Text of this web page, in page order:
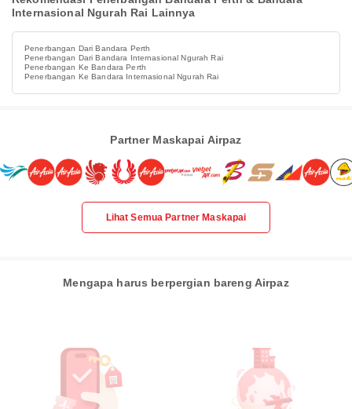
Internasional Ngurah Rai Lainnya
Penerbangan Dari Bandara Perth
Penerbangan Dari Bandara Internasional Ngurah Rai
Penerbangan Ke Bandara Perth
Penerbangan Ke Bandara Internasional Ngurah Rai
Partner Maskapai Airpaz
Lihat Semua Partner Maskapai
Mengapa harus berpergian bareng Airpaz